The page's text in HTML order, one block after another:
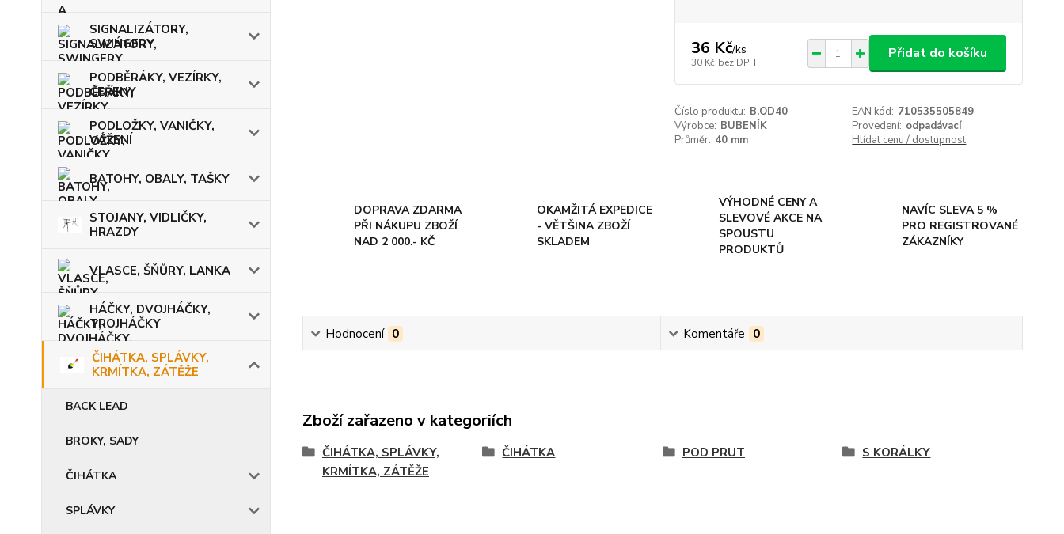
SIGNALIZÁTORY,
SWINGERY
PODBĚRÁKY, VEZÍRKY,
ČEŘENY
PODLOŽKY, VANIČKY,
VÁŽENÍ
BATOHY, OBALY, TAŠKY
STOJANY, VIDLIČKY,
HRAZDY
VLASCE, ŠŇŮRY, LANKA
HÁČKY, DVOJHÁČKY,
TROJHÁČKY
ČIHÁTKA, SPLÁVKY,
KRMÍTKA, ZÁTĚŽE
BACK LEAD
BROKY, SADY
ČIHÁTKA
SPLÁVKY
36 Kč/ks
30 Kč bez DPH
Přidat do košíku
Číslo produktu: B.OD40 EAN kód: 710535505849
Výrobce: BUBENÍK Provedení: odpadávací
Průměr: 40 mm Hlídat cenu / dostupnost
DOPRAVA ZDARMA
PŘI NÁKUPU ZBOŽÍ
NAD 2 000.- KČ
OKAMŽITÁ EXPEDICE
- VĚTŠINA ZBOŽÍ
SKLADEM
VÝHODNÉ CENY A
SLEVOVÉ AKCE NA
SPOUSTU
PRODUKTŮ
NAVÍC SLEVA 5 %
PRO REGISTROVANÉ
ZÁKAZNÍKY
Hodnocení 0 Komentáře 0
Zboží zařazeno v kategoriích
ČIHÁTKA, SPLÁVKY,
KRMÍTKA, ZÁTĚŽE
ČIHÁTKA POD PRUT S KORÁLKY